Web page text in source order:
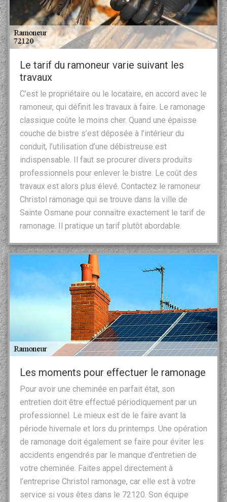
Le tarif du ramoneur varie suivant les
travaux
C’est le propriétaire ou le locataire, en accord avec le
ramoneur, qui définit les travaux à faire. Le ramonage
classique coûte le moins cher. Quand une épaisse
couche de bistre s’est déposée à l’intérieur du
conduit, l’utilisation d’une débistreuse est
indispensable. Il faut se procurer divers produits
professionnels pour enlever le bistre. Le coût des
travaux est alors plus élevé. Contactez le ramoneur
Christol ramonage qui se trouve dans la ville de
Sainte Osmane pour connaitre exactement le tarif de
ramonage. Il pratique un tarif plutôt abordable.
Les moments pour effectuer le ramonage
Pour avoir une cheminée en parfait état, son
entretien doit être effectué périodiquement par un
professionnel. Le mieux est de le faire avant la
période hivernale et lors du printemps. Une opération
de ramonage doit également se faire pour éviter les
accidents engendrés par le manque d’entretien de
votre cheminée. Faites appel directement à
l’entreprise Christol ramonage, car elle est à votre
service si vous êtes dans le 72120. Son équipe